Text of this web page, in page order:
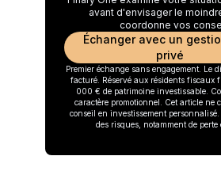
avant d'envisager le
coordonne vos
Échanger avec un
privé
Premier échange sans engagement. Le
facturé. Réservé aux résidents fiscaux
000 € de patrimoine investissable.
caractère promotionnel. Cet article ne
conseil en investissement
des risques, notamment de perte